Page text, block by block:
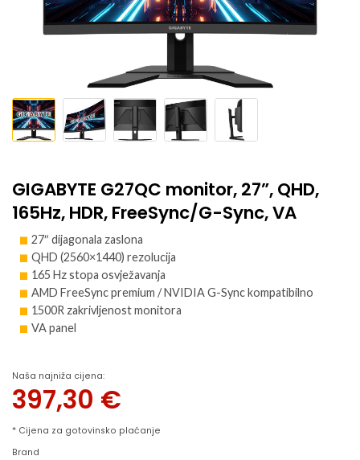
GIGABYTE G27QC monitor, 27”, QHD,
165Hz, HDR, FreeSync/G-Sync, VA
27″ dijagonala zaslona
QHD (2560×1440) rezolucija
165 Hz stopa osvježavanja
AMD FreeSync premium / NVIDIA G-Sync kompatibilno
1500R zakrivljenost monitora
VA panel
Naša najniža cijena:
397,30 €
* Cijena za gotovinsko plaćanje
Brand